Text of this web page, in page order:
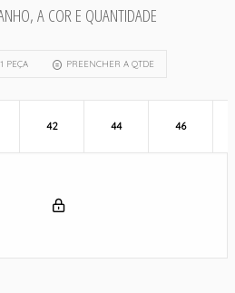
A COR E QUANTIDADE
PEÇA PREENCHER A QTDE
42 44 46